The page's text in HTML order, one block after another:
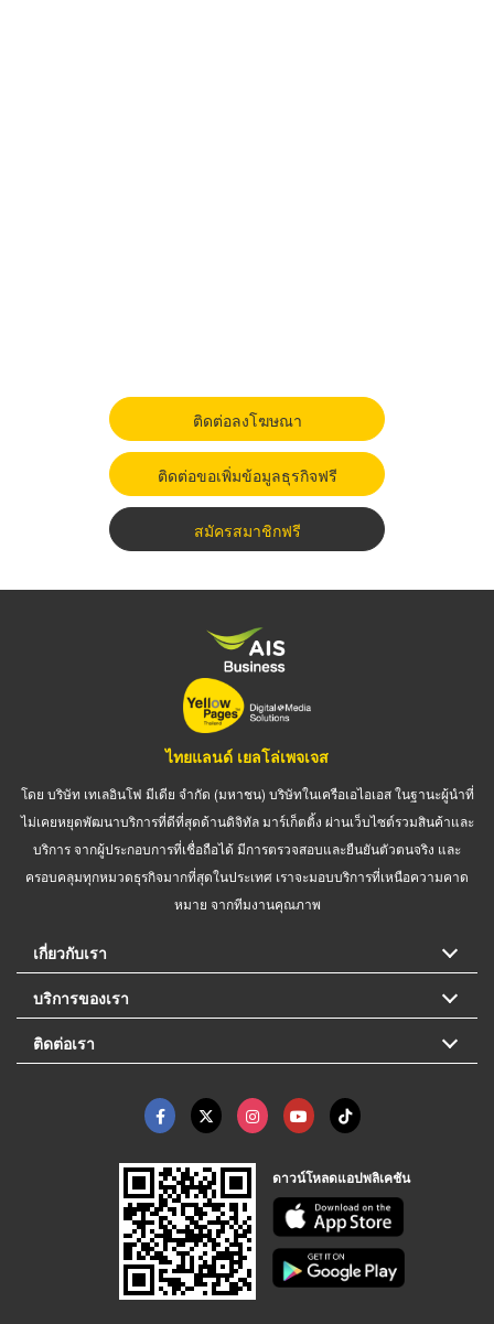
ติดต่อลงโฆษณา
ติดต่อขอเพิ่มข้อมูลธุรกิจฟรี
สมัครสมาชิกฟรี
ไทยแลนด์ เยลโล่เพจเจส
โดย บริษัท เทเลอินโฟ มีเดีย จำกัด (มหาชน) บริษัทในเครือเอไอเอส ในฐานะผู้นำที่
ไม่เคยหยุดพัฒนาบริการที่ดีที่สุดด้านดิจิทัล มาร์เก็ตติ้ง ผ่านเว็บไซต์รวมสินค้าและ
บริการ จากผู้ประกอบการที่เชื่อถือได้ มีการตรวจสอบและยืนยันตัวตนจริง และ
ครอบคลุมทุกหมวดธุรกิจมากที่สุดในประเทศ เราจะมอบบริการที่เหนือความคาด
หมาย จากทีมงานคุณภาพ
เกี่ยวกับเรา
บริการของเรา
ติดต่อเรา
ดาวน์โหลดแอปพลิเคชัน